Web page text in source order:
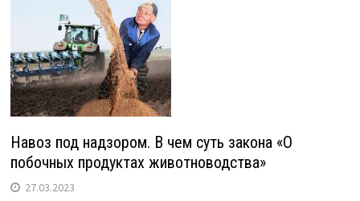
Навоз под надзором. В чем суть закона «О
побочных продуктах животноводства»
27.03.2023